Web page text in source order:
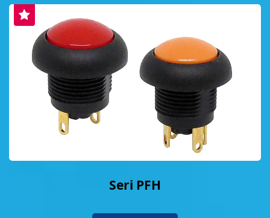
Seri PFH